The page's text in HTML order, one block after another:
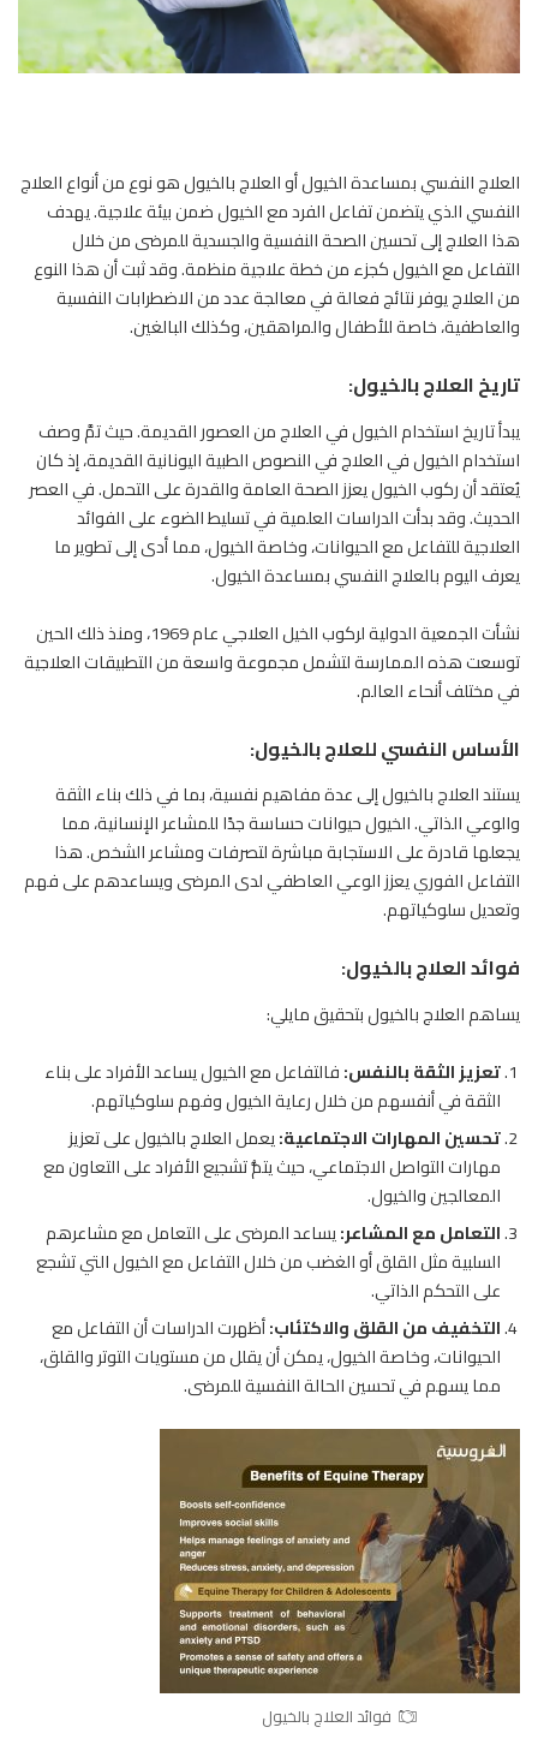
العلاج النفسي بمساعدةالخيولأو العلاج بالخيول هو نوع من أنواع العلاج
النفسي الذي يتضمن تفاعل الفرد مع الخيول ضمن بيئة علاجية. يهدف
هذا العلاج إلى تحسين الصحة النفسية والجسدية للمرضى من خلال
التفاعل مع الخيول كجزء من خطة علاجية منظمة. وقد ثبت أن هذا النوع
من العلاج يوفر نتائج فعالة في معالجة عدد من الاضطرابات النفسية
والعاطفية، خاصة للأطفال والمراهقين، وكذلك البالغين.
تاريخ العلاج بالخيول:
يبدأ تاريخ استخدامالخيولفي العلاج من العصور القديمة. حيث تمَّ وصف
استخدام الخيول في العلاج في النصوص الطبية اليونانية القديمة، إذ كان
يُعتقد أن ركوب الخيول يعزز الصحة العامة والقدرة على التحمل. في العصر
الحديث. وقد بدأت الدراسات العلمية في تسليط الضوء على الفوائد
العلاجية للتفاعل مع الحيوانات، وخاصة الخيول، مما أدى إلى تطوير ما
يعرف اليوم بالعلاج النفسي بمساعدة الخيول.
نشأت الجمعية الدولية لركوب الخيل العلاجي عام 1969، ومنذ ذلك الحين
توسعت هذه الممارسة لتشمل مجموعة واسعة من التطبيقات العلاجية
في مختلف أنحاء العالم.
الأساس النفسي للعلاج بالخيول:
يستند العلاج بالخيول إلى عدة مفاهيم نفسية، بما في ذلك بناء الثقة
والوعي الذاتي. الخيول حيوانات حساسة جدًا للمشاعر الإنسانية، مما
يجعلها قادرة على الاستجابة مباشرة لتصرفات ومشاعر الشخص. هذا
التفاعل الفوري يعزز الوعي العاطفي لدى المرضى ويساعدهم على فهم
وتعديل سلوكياتهم.
فوائد العلاج بالخيول:
يساهم العلاج بالخيول بتحقيق مايلي:
تعزيز الثقة بالنفس:فالتفاعل معالخيوليساعد الأفراد على بناء
الثقة في أنفسهم من خلال رعاية الخيول وفهم سلوكياتهم.
تحسين المهارات الاجتماعية:يعمل العلاج بالخيول على تعزيز
مهارات التواصل الاجتماعي، حيث يتمُّ تشجيع الأفراد على التعاون مع
المعالجين والخيول.
التعامل مع المشاعر:يساعد المرضى على التعامل مع مشاعرهم
السلبية مثل القلق أو الغضب من خلال التفاعل مع الخيول التي تشجع
على التحكم الذاتي.
التخفيف من القلق والاكتئاب:أظهرت الدراسات أن التفاعل مع
الحيوانات، وخاصة الخيول، يمكن أن يقلل من مستويات التوتر والقلق،
مما يسهم في تحسين الحالة النفسية للمرضى.
فوائد العلاج بالخيول